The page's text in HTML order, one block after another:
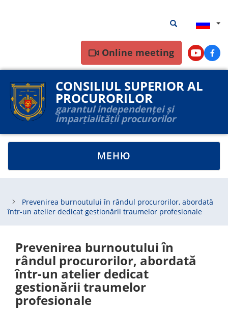
поиска
Результаты
Online meeting Youtube
CONSILIUL SUPERIOR AL
PROCURORILOR
garantul independenței și
imparțialității procurorilor
TOGGLE
NAVIGATION
МЕНЮ
Prevenirea burnoutului în rândul procurorilor, abordată
într-un atelier dedicat gestionării traumelor profesionale
Prevenirea burnoutului în
rândul procurorilor, abordată
într-un atelier dedicat
gestionării traumelor
profesionale